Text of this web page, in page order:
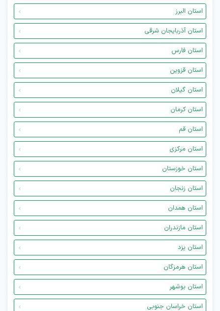
استان البرز
استان آذربایجان شرقی
استان فارس
استان قزوین
استان گیلان
استان کرمان
استان قم
استان مرکزی
استان خوزستان
استان زنجان
استان همدان
استان مازندران
استان یزد
استان هرمزگان
استان بوشهر
استان خراسان جنوبی